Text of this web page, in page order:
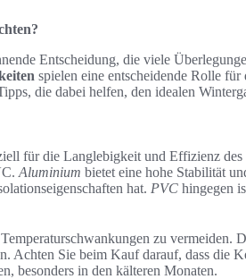
Entscheidung, die viele
spielen eine entscheidende Rolle für
die dabei helfen, den idealen
für die Langlebigkeit und Effizienz des
Aluminium bietet eine hohe Stabilität
hat. PVC hingegen
zu vermeiden.
Achten Sie beim Kauf darauf, dass die
besonders in den kälteren Monaten.